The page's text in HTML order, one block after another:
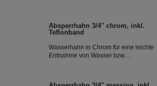
Absperrhahn 3/4" chrom, inkl.
Teflonband
Wasserhahn in Chrom für eine leichte
Entnahme von Wasser bzw.